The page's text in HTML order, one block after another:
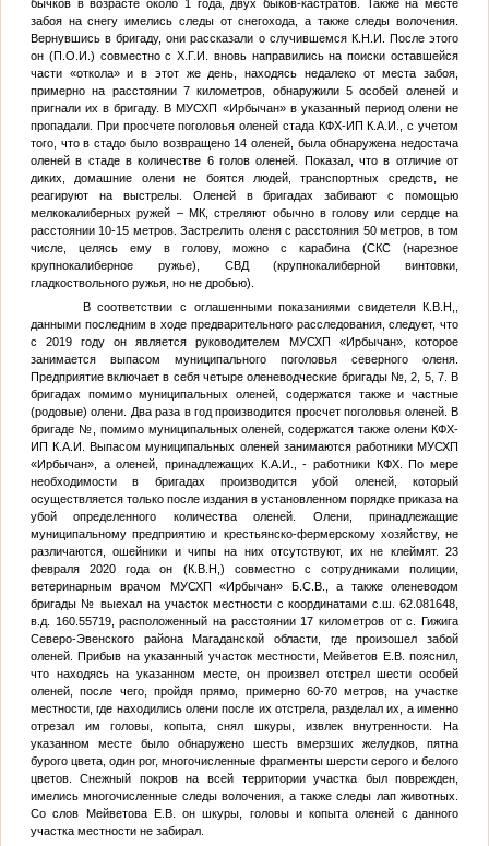
бычков в возрасте около 1 года, двух быков-кастратов. Также на месте
забоя на снегу имелись следы от снегохода, а также следы волочения.
Вернувшись в бригаду, они рассказали о случившемся К.Н.И.
После этого
он (П.О.И. ) совместно сХ.Г.И.
вновь направились на поиски оставшейся
части «откола» и в этот же день, находясь недалеко от места забоя,
примерно на расстоянии 7 километров, обнаружили 5 особей оленей и
пригнали их в бригаду. В МУСХП «Ирбычан» в указанный период олени не
пропадали. При просчете поголовья оленей стада КФХ-ИП К.А.И.
, с учетом
того, что в стадо было возвращено 14 оленей, была обнаружена недостача
оленей в стаде в количестве 6 голов оленей. Показал, что в отличие от
диких, домашние олени не боятся людей, транспортных средств, не
реагируют на выстрелы. Оленей в бригадах забивают с помощью
мелкокалиберных ружей – МК, стреляют обычно в голову или сердце на
расстоянии 10-15 метров. Застрелить оленя с расстояния 50 метров, в том
числе, целясь ему в голову, можно с карабина (СКС (нарезное
крупнокалиберное ружье), СВД (крупнокалиберной винтовки,
гладкоствольного ружья, но не дробью).
В соответствии с оглашенными показаниями свидетеляК.В.Н,
данными последним в ходе предварительного расследования, следует, что
с 2019 году он является руководителем МУСХП «Ирбычан», которое
занимается выпасом муниципального поголовья северного оленя.
Предприятие включает в себя четыре оленеводческие бригады № , 2, 5, 7. В
бригадах помимо муниципальных оленей, содержатся также и частные
(родовые) олени. Два раза в год производится просчет поголовья оленей. В
бригаде № , помимо муниципальных оленей, содержатся также олени КФХ-
ИПК.А.И.
Выпасом муниципальных оленей занимаются работники МУСХП
«Ирбычан», а оленей, принадлежащих К.А.И.
, - работники КФХ. По мере
необходимости в бригадах производится убой оленей, который
осуществляется только после издания в установленном порядке приказа на
убой определенного количества оленей. Олени, принадлежащие
муниципальному предприятию и крестьянско-фермерскому хозяйству, не
различаются, ошейники и чипы на них отсутствуют, их не клеймят. 23
февраля 2020 года он (К.В.Н, ) совместно с сотрудниками полиции,
ветеринарным врачом МУСХП «Ирбычан» Б.С.В.
, а также оленеводом
бригады № выехал на участок местности с координатами с.ш. 62.081648,
в.д. 160.55719, расположенный на расстоянии 17 километров от с. Гижига
Северо-Эвенского района Магаданской области, где произошел забой
оленей. Прибыв на указанный участок местности, Мейветов Е.В. пояснил,
что находясь на указанном месте, он произвел отстрел шести особей
оленей, после чего, пройдя прямо, примерно 60-70 метров, на участке
местности, где находились олени после их отстрела, разделал их, а именно
отрезал им головы, копыта, снял шкуры, извлек внутренности. На
указанном месте было обнаружено шесть вмерзших желудков, пятна
бурого цвета, один рог, многочисленные фрагменты шерсти серого и белого
цветов. Снежный покров на всей территории участка был поврежден,
имелись многочисленные следы волочения, а также следы лап животных.
Со слов Мейветова Е.В. он шкуры, головы и копыта оленей с данного
участка местности не забирал.